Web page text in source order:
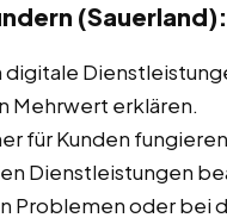
(Sauerland):
digitale
Mehrwert erklären.
für Kunden
Dienstleistungen
Problemen oder bei